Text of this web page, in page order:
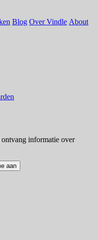
Blog Over Vindle About
informatie over
aan